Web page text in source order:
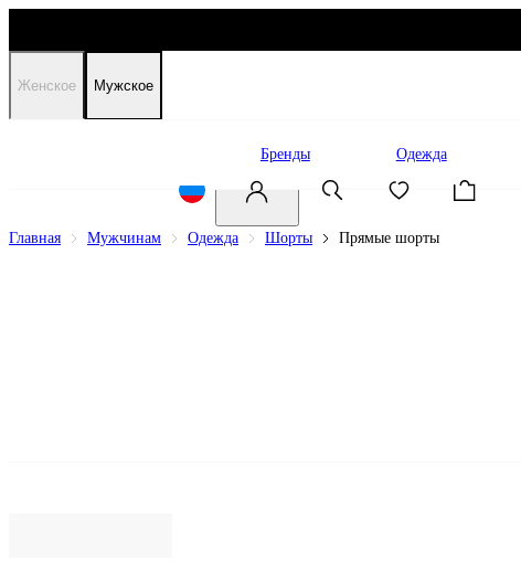
Женское Мужское
Бренды Одежда
Главная Мужчинам Одежда Шорты Прямые шорты